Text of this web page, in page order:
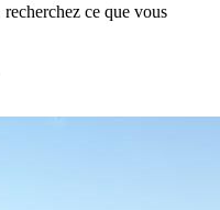
ce que vous